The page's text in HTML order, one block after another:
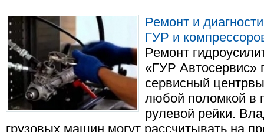
Ремонт и
ГУР и
Ремонт
«ГУР
сервисный
любой поломкой в
рулевой рейки.
грузовых машин могут рассчитывать на